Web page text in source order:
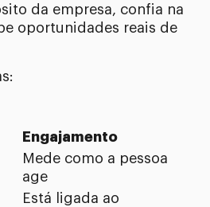
da empresa, confia na
oportunidades reais de
Engajamento
Mede como a pessoa
age
Está ligada ao